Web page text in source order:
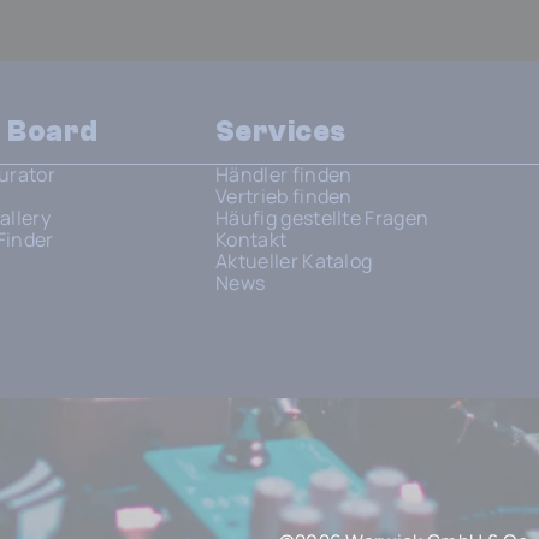
Board Services
Händler finden
Vertrieb finden
Häufig gestellte Fragen
Kontakt
Aktueller Katalog
News